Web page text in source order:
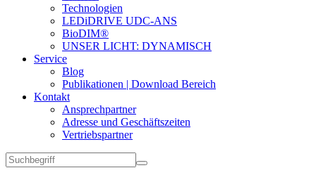
Technologien
LEDiDRIVE UDC-ANS
BioDIM®
UNSER LICHT: DYNAMISCH
Service
Blog
Publikationen | Download Bereich
Kontakt
Ansprechpartner
Adresse und Geschäftszeiten
Vertriebspartner